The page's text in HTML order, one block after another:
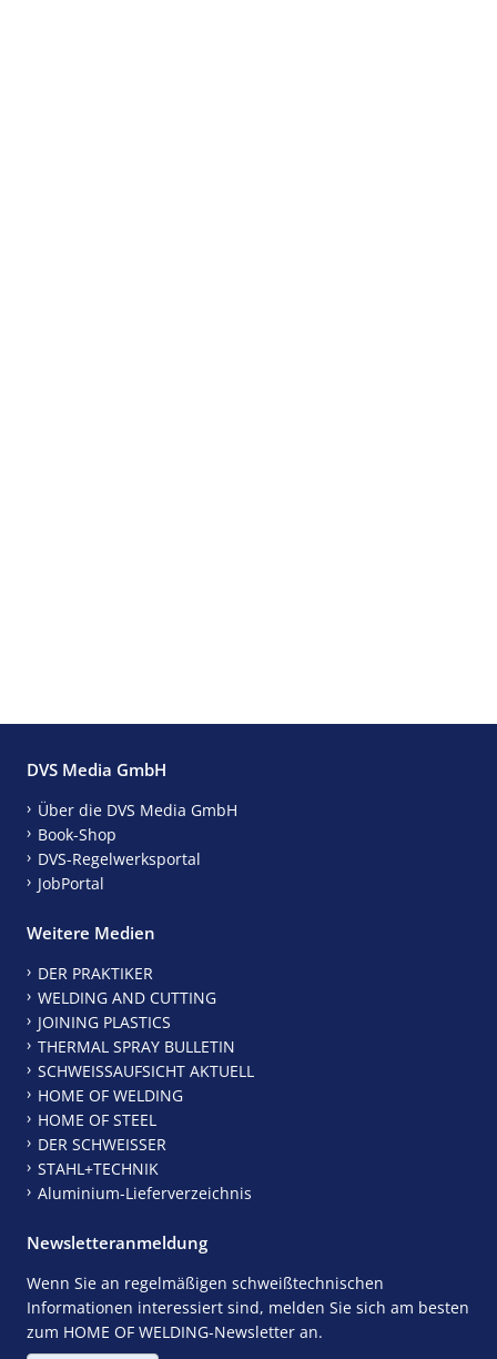
DVS Media GmbH
Über die DVS Media GmbH
Book-Shop
DVS-Regelwerksportal
JobPortal
Weitere Medien
DER PRAKTIKER
WELDING AND CUTTING
JOINING PLASTICS
THERMAL SPRAY BULLETIN
SCHWEISSAUFSICHT AKTUELL
HOME OF WELDING
HOME OF STEEL
DER SCHWEISSER
STAHL+TECHNIK
Aluminium-Lieferverzeichnis
Newsletteranmeldung
Wenn Sie an regelmäßigen schweißtechnischen
Informationen interessiert sind, melden Sie sich am besten
zum HOME OF WELDING-Newsletter an.